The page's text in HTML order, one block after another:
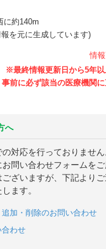
に約140m
を元に生成しています)
情
へ
対応を行っておりません
問い合わせフォームを
ざいますが、下記より
ます。
加・削除のお問い合わせ
合わせ